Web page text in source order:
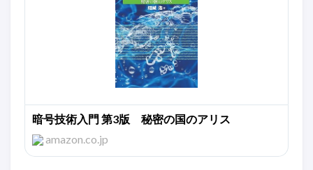
暗号技術入門 第3版 秘密の国のアリス
amazon.co.jp